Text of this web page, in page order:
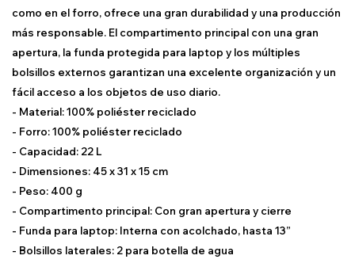
como en el forro, ofrece una gran durabilidad y una producción
más responsable. El compartimento principal con una gran
apertura, la funda protegida para laptop y los múltiples
bolsillos externos garantizan una excelente organización y un
fácil acceso a los objetos de uso diario.
- Material: 100% poliéster reciclado
- Forro: 100% poliéster reciclado
- Capacidad: 22 L
- Dimensiones: 45 x 31 x 15 cm
- Peso: 400 g
- Compartimento principal: Con gran apertura y cierre
- Funda para laptop: Interna con acolchado, hasta 13”
- Bolsillos laterales: 2 para botella de agua